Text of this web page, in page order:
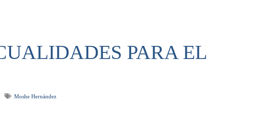
PARA EL
Moshe Hernández